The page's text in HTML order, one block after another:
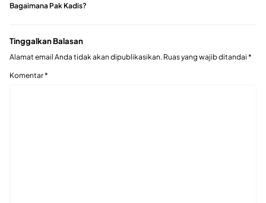
Bagaimana Pak Kadis?
Tinggalkan Balasan
Alamat email Anda tidak akan dipublikasikan. Ruas yang wajib ditandai *
Komentar*